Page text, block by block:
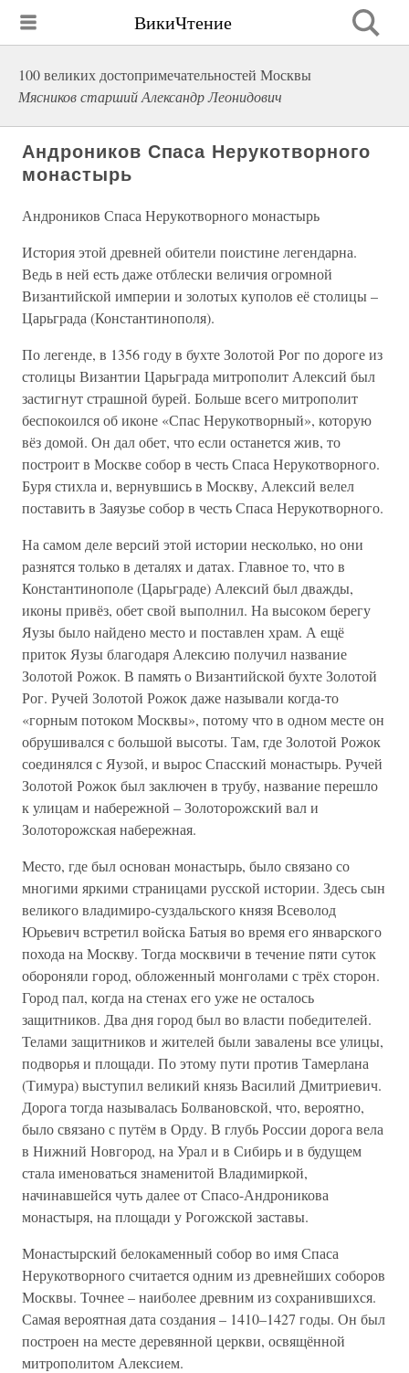
ВикиЧтение
100 великих достопримечательностей Москвы
Мясников старший Александр Леонидович
Андроников Спаса Нерукотворного
монастырь
Андроников Спаса Нерукотворного монастырь
История этой древней обители поистине легендарна.
Ведь в ней есть даже отблески величия огромной
Византийской империи и золотых куполов её столицы –
Царьграда (Константинополя).
По легенде, в 1356 году в бухте Золотой Рог по дороге из
столицы Византии Царьграда митрополит Алексий был
застигнут страшной бурей. Больше всего митрополит
беспокоился об иконе «Спас Нерукотворный», которую
вёз домой. Он дал обет, что если останется жив, то
построит в Москве собор в честь Спаса Нерукотворного.
Буря стихла и, вернувшись в Москву, Алексий велел
поставить в Заяузье собор в честь Спаса Нерукотворного.
На самом деле версий этой истории несколько, но они
разнятся только в деталях и датах. Главное то, что в
Константинополе (Царьграде) Алексий был дважды,
иконы привёз, обет свой выполнил. На высоком берегу
Яузы было найдено место и поставлен храм. А ещё
приток Яузы благодаря Алексию получил название
Золотой Рожок. В память о Византийской бухте Золотой
Рог. Ручей Золотой Рожок даже называли когда-то
«горным потоком Москвы», потому что в одном месте он
обрушивался с большой высоты. Там, где Золотой Рожок
соединялся с Яузой, и вырос Спасский монастырь. Ручей
Золотой Рожок был заключен в трубу, название перешло
к улицам и набережной – Золоторожский вал и
Золоторожская набережная.
Место, где был основан монастырь, было связано со
многими яркими страницами русской истории. Здесь сын
великого владимиро-суздальского князя Всеволод
Юрьевич встретил войска Батыя во время его январского
похода на Москву. Тогда москвичи в течение пяти суток
обороняли город, обложенный монголами с трёх сторон.
Город пал, когда на стенах его уже не осталось
защитников. Два дня город был во власти победителей.
Телами защитников и жителей были завалены все улицы,
подворья и площади. По этому пути против Тамерлана
(Тимура) выступил великий князь Василий Дмитриевич.
Дорога тогда называлась Болвановской, что, вероятно,
было связано с путём в Орду. В глубь России дорога вела
в Нижний Новгород, на Урал и в Сибирь и в будущем
стала именоваться знаменитой Владимиркой,
начинавшейся чуть далее от Спасо-Андроникова
монастыря, на площади у Рогожской заставы.
Монастырский белокаменный собор во имя Спаса
Нерукотворного считается одним из древнейших соборов
Москвы. Точнее – наиболее древним из сохранившихся.
Самая вероятная дата создания – 1410–1427 годы. Он был
построен на месте деревянной церкви, освящённой
митрополитом Алексием.